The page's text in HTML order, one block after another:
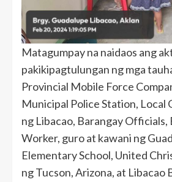
Matagumpay na naidaos ang
pakikipagtulungan ng mga
Provincial Mobile Force
Municipal Police Station, Local
ng Libacao, Barangay
Worker, guro at kawani ng
Elementary School, United
ng Tucson, Arizona, at Libacao